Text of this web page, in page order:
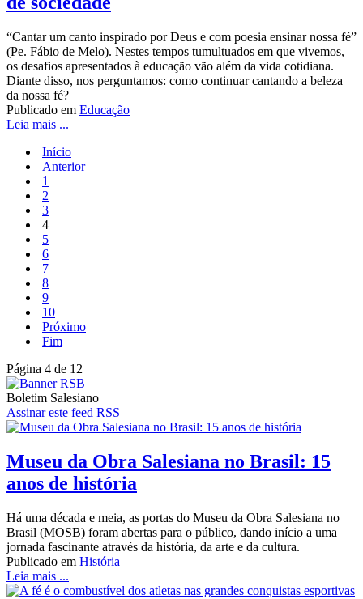
“Cantar um canto inspirado por Deus e com poesia ensinar nossa fé”
(Pe. Fábio de Melo). Nestes tempos tumultuados em que vivemos,
os desafios apresentados à educação vão além da vida cotidiana.
Diante disso, nos perguntamos: como continuar cantando a beleza
da nossa fé?
Publicado em Educação
Leia mais ...
Início
Anterior
1
2
3
4
5
6
7
8
9
10
Próximo
Fim
Página 4 de 12
Boletim Salesiano
Assinar este feed RSS
Museu da Obra Salesiana no Brasil: 15
anos de história
Há uma década e meia, as portas do Museu da Obra Salesiana no
Brasil (MOSB) foram abertas para o público, dando início a uma
jornada fascinante através da história, da arte e da cultura.
Publicado em História
Leia mais ...